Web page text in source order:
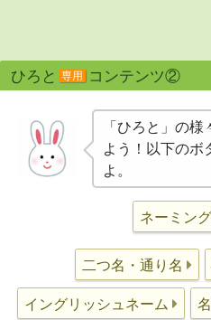
ひろと 専用 コンテンツ②
「ひろと」の
よう！以下のボ
よ。
ネーミン
二つ名・通り名
イングリッシュネーム